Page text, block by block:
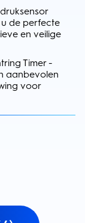
de perfecte
en veilige
Timer -
aanbevolen
voor